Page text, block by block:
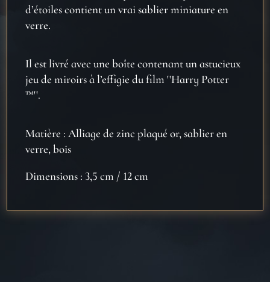
d’étoiles contient un vrai sablier miniature en
verre.
Il est livré avec une boîte contenant un astucieux
jeu de miroirs à l’effigie du film ''Harry Potter
™''.
Matière : Alliage de zinc plaqué or, sablier en
verre, bois
Dimensions : 3,5 cm / 12 cm